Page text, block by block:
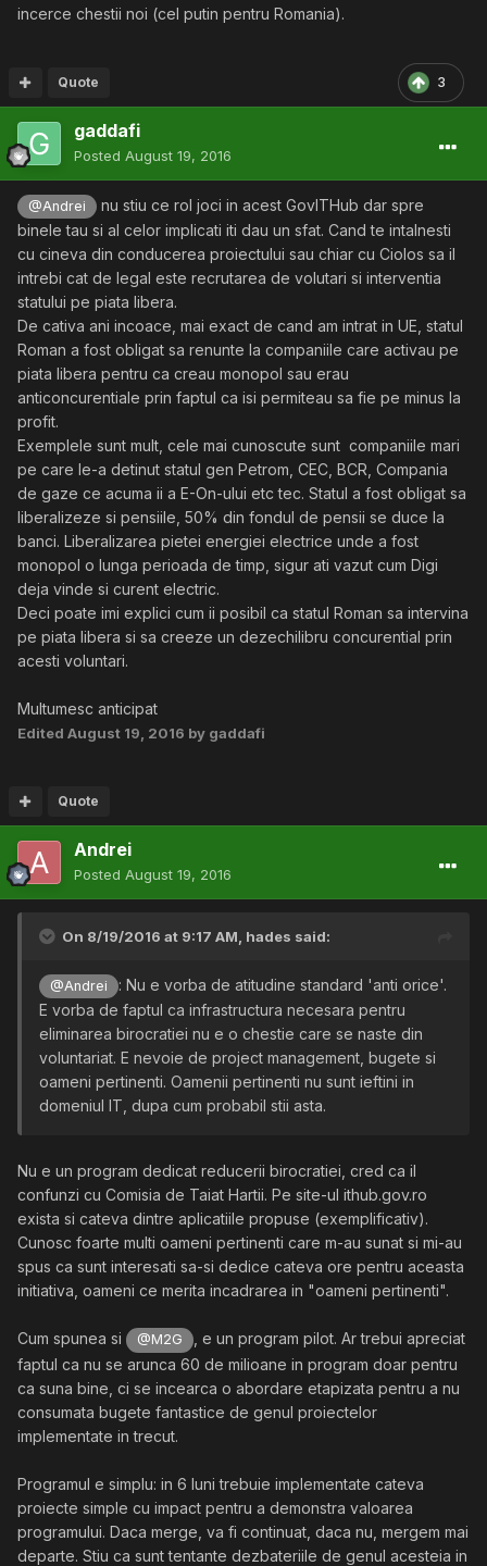
incerce chestii noi (cel putin pentru Romania).
3
Quote
gaddafi
Posted August 19, 2016
@Andrei
nu stiu ce rol joci in acest GovITHub dar spre
binele tau si al celor implicati iti dau un sfat. Cand te intalnesti
cu cineva din conducerea proiectului sau chiar cu Ciolos sa il
intrebi cat de legal este recrutarea de volutari si interventia
statului pe piata libera.
De cativa ani incoace, mai exact de cand am intrat in UE, statul
Roman a fost obligat sa renunte la companiile care activau pe
piata libera pentru ca creau monopol sau erau
anticoncurentiale prin faptul ca isi permiteau sa fie pe minus la
profit.
Exemplele sunt mult, cele mai cunoscute sunt companiile mari
pe care le-a detinut statul gen Petrom, CEC, BCR, Compania
de gaze ce acuma ii a E-On-ului etc tec. Statul a fost obligat sa
liberalizeze si pensiile, 50% din fondul de pensii se duce la
banci. Liberalizarea pietei energiei electrice unde a fost
monopol o lunga perioada de timp, sigur ati vazut cum Digi
deja vinde si curent electric.
Deci poate imi explici cum ii posibil ca statul Roman sa intervina
pe piata libera si sa creeze un dezechilibru concurential prin
acesti voluntari.
Multumesc anticipat
Edited August 19, 2016 by gaddafi
Quote
Andrei
Posted August 19, 2016
On 8/19/2016 at 9:17 AM, hades said:
@Andrei
: Nu e vorba de atitudine standard 'anti orice'.
E vorba de faptul ca infrastructura necesara pentru
eliminarea birocratiei nu e o chestie care se naste din
voluntariat. E nevoie de project management, bugete si
oameni pertinenti. Oamenii pertinenti nu sunt ieftini in
domeniul IT, dupa cum probabil stii asta.
Nu e un program dedicat reducerii birocratiei, cred ca il
confunzi cu Comisia de Taiat Hartii. Pe site-ul ithub.gov.ro
exista si cateva dintre aplicatiile propuse (exemplificativ).
Cunosc foarte multi oameni pertinenti care m-au sunat si mi-au
spus ca sunt interesati sa-si dedice cateva ore pentru aceasta
initiativa, oameni ce merita incadrarea in "oameni pertinenti".
Cum spunea si @M2G
, e un program pilot. Ar trebui apreciat
faptul ca nu se arunca 60 de milioane in program doar pentru
ca suna bine, ci se incearca o abordare etapizata pentru a nu
consumata bugete fantastice de genul proiectelor
implementate in trecut.
Programul e simplu: in 6 luni trebuie implementate cateva
proiecte simple cu impact pentru a demonstra valoarea
programului. Daca merge, va fi continuat, daca nu, mergem mai
departe. Stiu ca sunt tentante dezbateriile de genul acesteia in